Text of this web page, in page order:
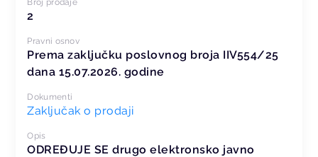
Broj prodaje
2
Pravni osnov
Prema zaključku poslovnog broja IIV554/25
dana 15.07.2026. godine
Dokumenti
Zaključak o prodaji
Opis
ODREĐUJE SE drugo elektronsko javno